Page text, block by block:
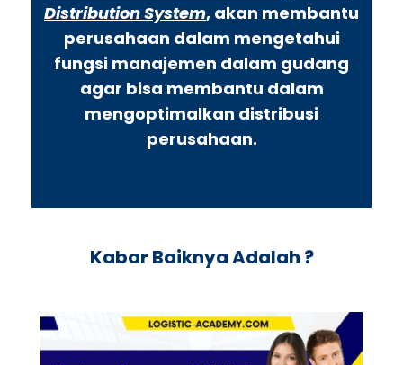
Distribution System, akan membantu
perusahaan dalam mengetahui
fungsi manajemen dalam gudang
agar bisa membantu dalam
mengoptimalkan distribusi
perusahaan.
Kabar Baiknya Adalah ?